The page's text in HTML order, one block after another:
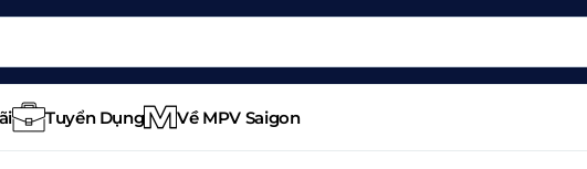
Tuyển Dụng Về MPV Saigon